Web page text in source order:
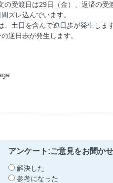
の受渡日は29日（金）、返済の
ズレ込んでいます。
、土日を含んで逆日歩が発生しま
逆日歩が発生します。
アンケート:ご意見をお聞か
解決した
参考になった